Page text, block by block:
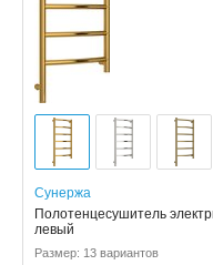
Сунержа
Полотенцесушитель
левый
Размер: 13 вариантов